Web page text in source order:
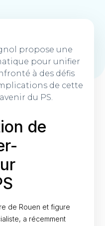
propose une
pour unifier
à des défis
de cette
du PS.
de
de Rouen et figure
a récemment